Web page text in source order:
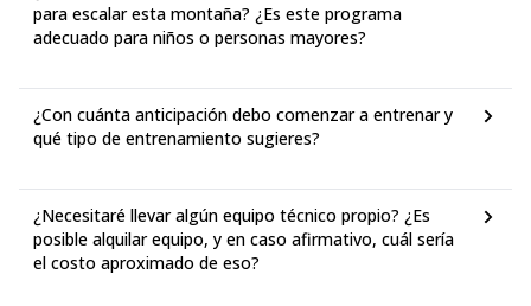
para escalar esta montaña? ¿Es este programa
adecuado para niños o personas mayores?
¿Con cuánta anticipación debo comenzar a entrenar y
qué tipo de entrenamiento sugieres?
¿Necesitaré llevar algún equipo técnico propio? ¿Es
posible alquilar equipo, y en caso afirmativo, cuál sería
el costo aproximado de eso?